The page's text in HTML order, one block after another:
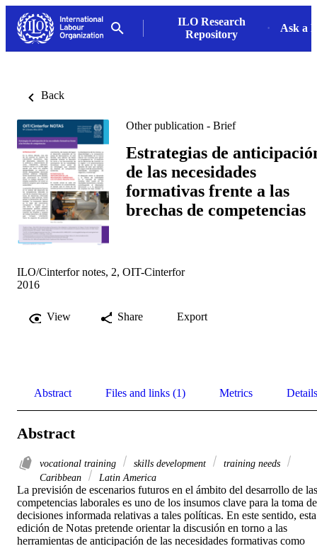
ILO Research
Repository
Ask a
Back
Other publication - Brief
Estrategias de
de las necesidades
formativas frente a las
brechas de competencias
ILO/Cinterfor notes, 2, OIT-Cinterfor
2016
View Share Export
Abstract Files and links (1) Metrics Details
Abstract
vocational training skills development
training needs
Caribbean
Latin America
La previsión de escenarios futuros en el ámbito del desarrollo de las
competencias laborales es uno de los insumos clave para la toma de
decisiones informada relativas a tales políticas. En este sentido, esta
edición de Notas pretende orientar la discusión en torno a las
herramientas de anticipación de las necesidades formativas como